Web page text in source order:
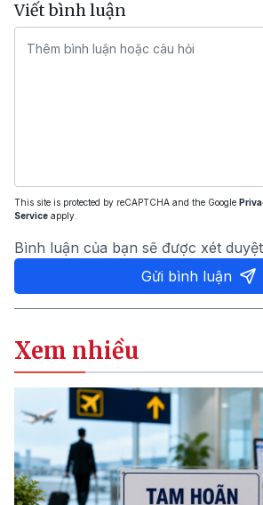
Viết bình luận
This site is protected by reCAPTCHA and the Google
Service apply.
Bình luận của bạn sẽ được xét
Gửi bình luận
Xem nhiều